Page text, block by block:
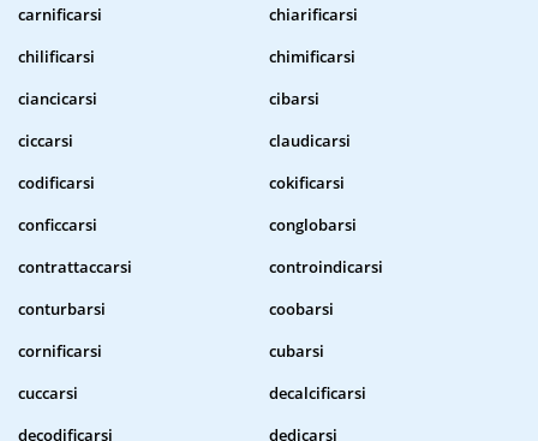
carnificarsi
chiarificarsi
chilificarsi
chimificarsi
ciancicarsi
cibarsi
ciccarsi
claudicarsi
codificarsi
cokificarsi
conficcarsi
conglobarsi
contrattaccarsi
controindicarsi
conturbarsi
coobarsi
cornificarsi
cubarsi
cuccarsi
decalcificarsi
decodificarsi
dedicarsi